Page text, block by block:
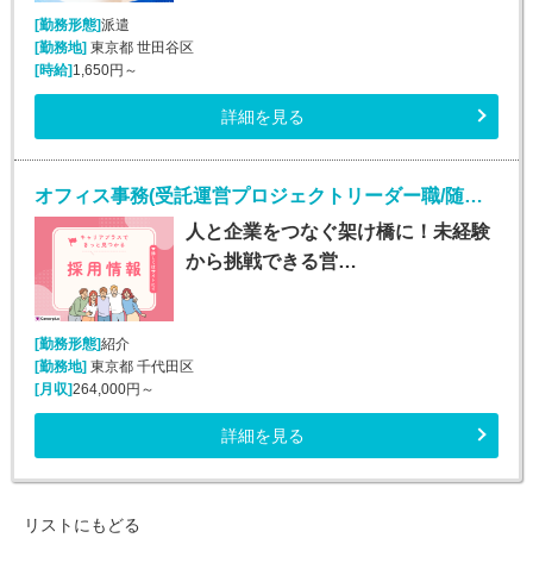
[勤務形態]派遣
[勤務地] 東京都 世田谷区
[時給] 1,650円～
詳細を見る
オフィス事務(受託運営プロジェクトリーダー職/随時入社)
人と企業をつなぐ架け橋に！未経験
から挑戦できる営…
[勤務形態]紹介
[勤務地]東京都 千代田区
[月収]264,000円～
詳細を見る
リストにもどる